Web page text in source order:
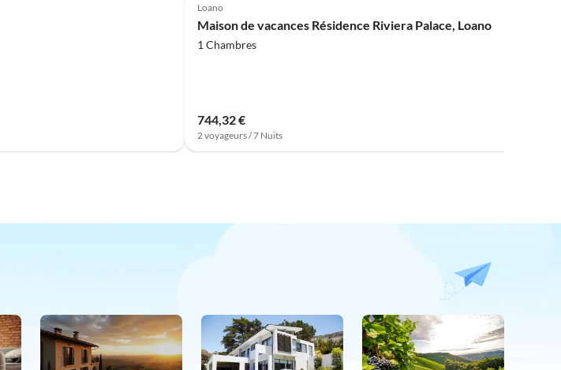
Loano
Maison de vacances Résidence Riviera Palace, Loano
1 Chambres
744,32 €
2 voyageurs / 7 Nuits